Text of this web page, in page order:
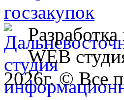
WEB
2026г. © Все